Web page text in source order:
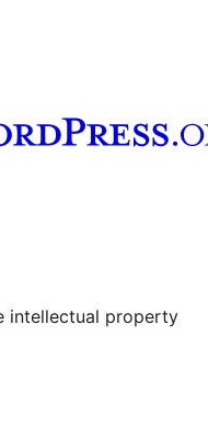
account
intellectual property